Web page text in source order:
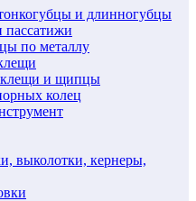
и длинногубцы
пассатижи
по металлу
клещи и щипцы
колец
выколотки, кернеры,